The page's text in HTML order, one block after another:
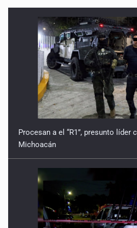
Procesan a el “R1”, presunto
Michoacán